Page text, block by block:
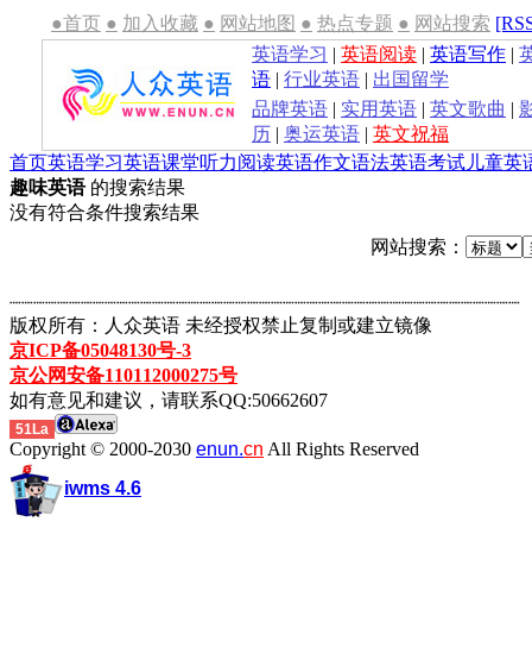
●首页 ● 加入收藏 ● 网站地图 ● 热点专题 ● 网站搜索
英语学习 | 英语阅读 | 英语写作 |
语 | 行业英语 | 出国留学
品牌英语 | 实用英语 | 英文歌曲 |
历 | 奥运英语 | 英文祝福
首页英语学习英语课堂听力阅读英语作文语法英语考试 儿童英
趣味英语的搜索结果
没有符合条件搜索结果
网站搜索：
┈┈┈┈┈┈┈┈┈┈┈┈┈┈┈┈┈┈┈┈┈┈┈┈┈┈┈┈┈┈┈┈┈┈┈┈┈┈┈┈┈┈┈
版权所有：人众英语 未经授权禁止复制或建立镜像
京ICP备05048130号-3
京公网安备110112000275号
如有意见和建议，请联系QQ:50662607
51La
Copyright © 2000-2030 enun.cn All Rights Reserved
iwms 4.6